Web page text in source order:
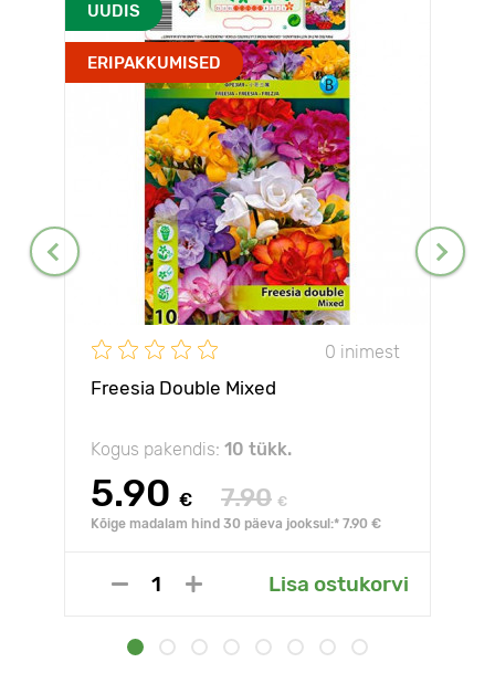
UUDIS
ERIPAKKUMISED
0 inimest
Freesia Double Mixed
Kogus pakendis: 10 tükk.
5.90 € 7.90 €
Kõige madalam hind 30 päeva jooksul:* 7.90 €
Lisa ostukorvi